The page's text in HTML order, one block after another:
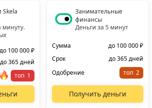
минуту.
до 100 000 ₽
до 365 дней
топ
Занимательные
финансы
Деньги за 5 минут
Сумма
до 100 000 ₽
Срок
до 365 дней
Одобрение
топ
Получить деньги